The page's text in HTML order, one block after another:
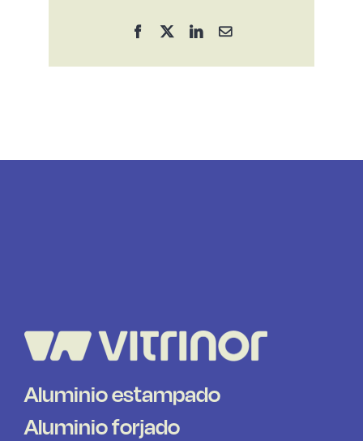
Facebook
X LinkedInCorreo
Aluminio estampado
Aluminio forjado